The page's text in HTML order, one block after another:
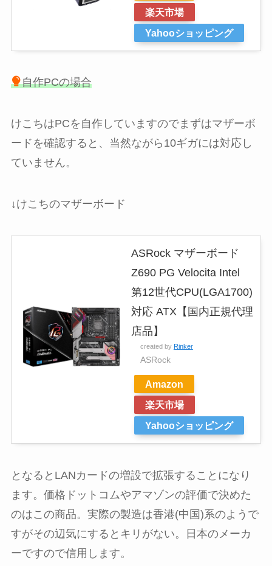
楽天市場
Yahooショッピング
自作PCの場合
けこちはPCを自作していますのでまずはマザーボ
ードを確認すると、当然ながら10ギガには対応し
ていません。
↓けこちのマザーボード
ASRock マザーボード
Z690 PG Velocita Intel
第12世代CPU(LGA1700)
対応 ATX【国内正規代理
店品】
created by Rinker
ASRock
Amazon
楽天市場
Yahooショッピング
となるとLANカードの増設で拡張することになり
ます。価格ドットコムやアマゾンの評価で決めた
のはこの商品。実際の製造は香港(中国)系のようで
すがその辺気にするとキリがない。日本のメーカ
ーですので信用します。